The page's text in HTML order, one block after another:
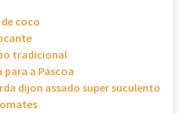
coco
tradicional
a Páscoa
dijon assado super suculento